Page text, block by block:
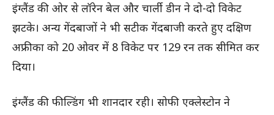
इंग्लैंड की ओर से लॉरेन बेल और चार्ली डीन ने दो-दो विकेट
झटके। अन्य गेंदबाजों ने भी सटीक गेंदबाजी करते हुए दक्षिण
अफ्रीका को 20 ओवर में 8 विकेट पर 129 रन तक सीमित कर
दिया।
इंग्लैंड की फील्डिंग भी शानदार रही। सोफी एक्लेस्टोन ने